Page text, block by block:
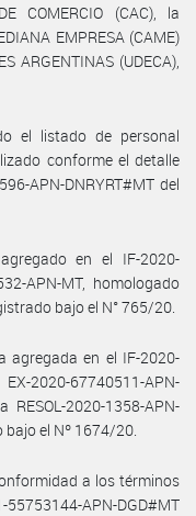
COMERCIO (CAC), la
EMPRESA (CAME)
ARGENTINAS (UDECA),
el listado de personal
conforme el detalle
APN-DNRYRT#MT del
en el IF-2020-
APN-MT, homologado
bajo el N° 765/20.
agregada en el IF-2020-
2020-67740511-APN-
2020-1358-APN-
el Nº 1674/20.
a los términos
55753144-APN-DGD#MT